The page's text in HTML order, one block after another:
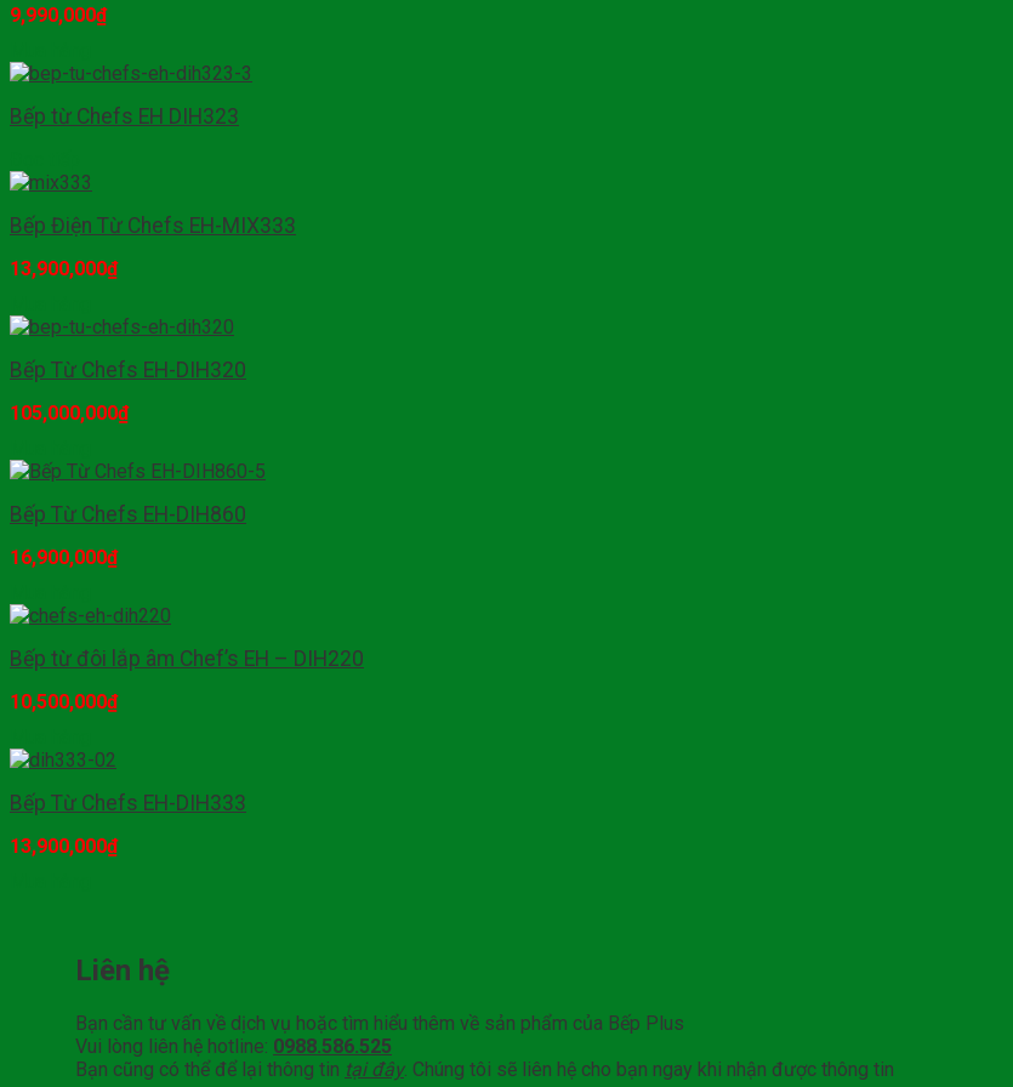
9,990,000₫
Bếp từ Chefs EH DIH323
Bếp Điện Từ Chefs EH-MIX333
13,900,000₫
Bếp Từ Chefs EH-DIH320
105,000,000₫
Bếp Từ Chefs EH-DIH860
16,900,000₫
Bếp từ đôi lắp âm Chef’s EH – DIH220
10,500,000₫
Bếp Từ Chefs EH-DIH333
13,900,000₫
Liên hệ
Bạn cần tư vấn về dịch vụ hoặc tìm hiểu thêm về sản phẩm của Bếp Plus
Vui lòng liên hệ hotline: 0988.586.525
Bạn cũng có thể để lại thông tin tại đây. Chúng tôi sẽ liên hệ cho bạn ngay khi nhận được thông tin